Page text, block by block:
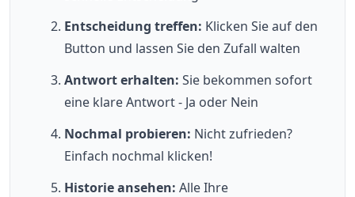
Entscheidung treffen: Klicken Sie auf den
Button und lassen Sie den Zufall walten
Antwort erhalten: Sie bekommen sofort
eine klare Antwort - Ja oder Nein
Nochmal probieren: Nicht zufrieden?
Einfach nochmal klicken!
Historie ansehen: Alle Ihre